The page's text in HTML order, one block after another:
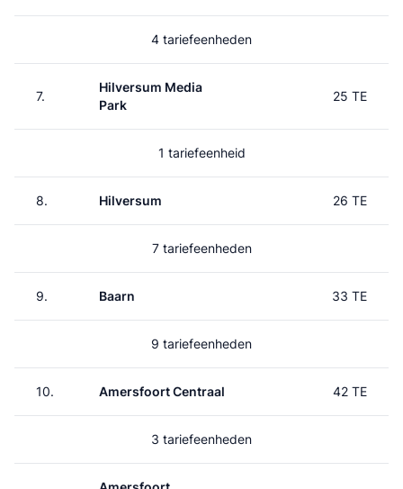
4 tariefeenheden
7.
Hilversum Media
Park
25 TE
1 tariefeenheid
8. Hilversum 26 TE
7 tariefeenheden
9. Baarn 33 TE
9 tariefeenheden
10. Amersfoort Centraal 42 TE
3 tariefeenheden